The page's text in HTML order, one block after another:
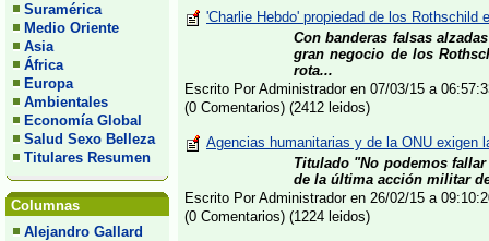
Suramérica
Medio Oriente
Asia
África
Europa
Ambientales
Economía Global
Salud Sexo Belleza
Titulares Resumen
Columnas
Alejandro Gallard
'Charlie Hebdo' propiedad de los
Con banderas falsas
gran negocio de los
rota...
Escrito Por Administrador en 07/03/15 a
(0 Comentarios) (2412 leidos)
Agencias humanitarias y de la ONU exigen
Titulado "No podemos
de la última acción militar
Escrito Por Administrador en 26/02/15 a
(0 Comentarios) (1224 leidos)